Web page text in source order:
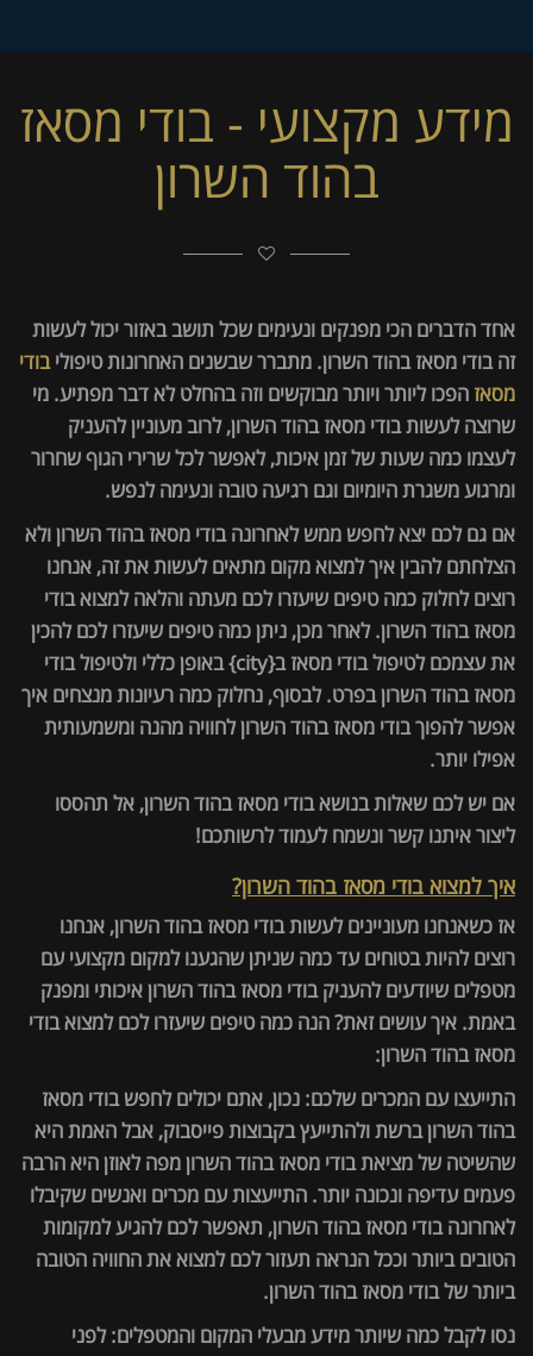
מידע מקצועי - בודי מסאז
בהוד השרון
אחד הדברים הכי מפנקים ונעימים שכל תושב באזור יכול לעשות
זה בודי מסאז בהוד השרון. מתברר שבשנים האחרונות טיפוליבודי
מסאז הפכו ליותר ויותר מבוקשים וזה בהחלט לא דבר מפתיע. מי
שרוצה לעשות בודי מסאז בהוד השרון, לרוב מעוניין להעניק
לעצמו כמה שעות של זמן איכות, לאפשר לכל שרירי הגוף שחרור
ומרגוע משגרת היומיום וגם רגיעה טובה ונעימה לנפש.
אם גם לכם יצא לחפש ממש לאחרונה בודי מסאז בהוד השרון ולא
הצלחתם להבין איך למצוא מקום מתאים לעשות את זה, אנחנו
רוצים לחלוק כמה טיפים שיעזרו לכם מעתה והלאה למצוא בודי
מסאז בהוד השרון. לאחר מכן, ניתן כמה טיפים שיעזרו לכם להכין
את עצמכם לטיפול בודי מסאז ב{city} באופן כללי ולטיפול בודי
מסאז בהוד השרון בפרט. לבסוף, נחלוק כמה רעיונות מנצחים איך
אפשר להפוך בודי מסאז בהוד השרון לחוויה מהנה ומשמעותית
אפילו יותר.
אם יש לכם שאלות בנושא בודי מסאז בהוד השרון, אל תהססו
ליצור איתנו קשר ונשמח לעמוד לרשותכם!
איך למצוא בודי מסאז בהוד השרון?
אז כשאנחנו מעוניינים לעשות בודי מסאז בהוד השרון, אנחנו
רוצים להיות בטוחים עד כמה שניתן שהגענו למקום מקצועי עם
מטפלים שיודעים להעניק בודי מסאז בהוד השרון איכותי ומפנק
באמת. איך עושים זאת? הנה כמה טיפים שיעזרו לכם למצוא בודי
מסאז בהוד השרון:
התייעצו עם המכרים שלכם: נכון, אתם יכולים לחפש בודי מסאז
בהוד השרון ברשת ולהתייעץ בקבוצות פייסבוק, אבל האמת היא
שהשיטה של מציאת בודי מסאז בהוד השרון מפה לאוזן היא הרבה
פעמים עדיפה ונכונה יותר. התייעצות עם מכרים ואנשים שקיבלו
לאחרונה בודי מסאז בהוד השרון, תאפשר לכם להגיע למקומות
הטובים ביותר וככל הנראה תעזור לכם למצוא את החוויה הטובה
ביותר של בודי מסאז בהוד השרון.
נסו לקבל כמה שיותר מידע מבעלי המקום והמטפלים: לפני